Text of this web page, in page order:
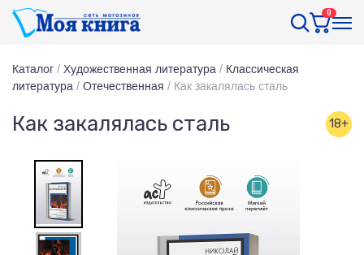
0
Каталог / Художественная литература / Классическая
литература / Отечественная / Как закалялась сталь
Как закалялась сталь 18+